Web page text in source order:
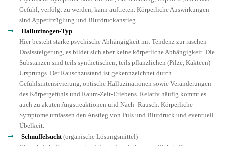
Gefühl, verfolgt zu werden, kann auftreten. Körperliche Auswirkungen
sind Appetitzüglung und Blutdruckanstieg.
Halluzinogen-Typ
Hier besteht starke psychische Abhängigkeit mit Tendenz zur raschen
Dosissteigerung, es bildet sich aber keine körperliche Abhängigkeit. Die
Substanzen sind teils synthetischen, teils pflanzlichen (Pilze, Kakteen)
Ursprungs. Der Rauschzustand ist gekennzeichnet durch
Gefühlsintensivierung, optische Halluzinationen sowie Veränderungen
des Körpergefühls und Raum-Zeit-Erlebens. Relativ häufig kommt es
auch zu akuten Angstreaktionen und Nach- Rausch. Körperliche
Symptome umfassen den Anstieg von Puls und Blutdruck und eventuell
Übelkeit.
Schnüffelsucht(organische Lösungsmittel)